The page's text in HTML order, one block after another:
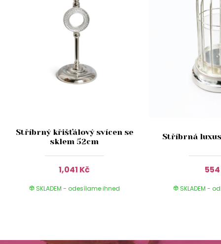
Stříbrný křišťálový svícen se
sklem 52cm
1,041 Kč
SKLADEM - odesílame ihned
Stříbrná
SKLADEM -